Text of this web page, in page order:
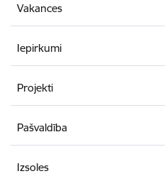
Vakances
Iepirkumi
Projekti
Pašvaldība
Izsoles